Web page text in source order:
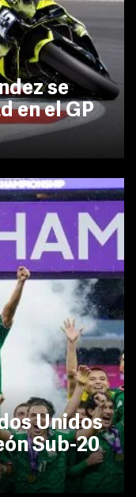
se
en el GP
Unidos
Sub-20